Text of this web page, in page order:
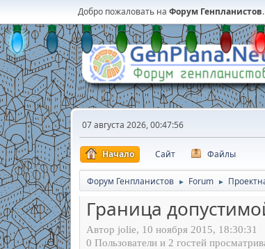
Добро пожаловать на Форум Генпланистов.
07 августа 2026, 00:47:56
Начало Сайт Файлы
Форум Генпланистов ► Forum ►
Граница
Автор jolie, 10 ноября 2015, 18:30:31
0 Пользователи и 2 гостей